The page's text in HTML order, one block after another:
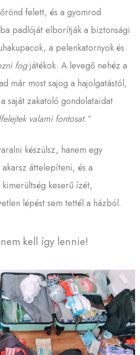
felett, és a gyomrod
padlóját elborítják a biztonsági
a pelenkatornyok és
fogjátékok. A levegő nehéz a
már most sajog a hajolgatástól,
saját zakatoló gondolataidat
valami fontosat.”
készülsz, hanem egy
áttelepíteni, és a
keserű ízét,
lépést sem tettél a házból.
kell így lennie!